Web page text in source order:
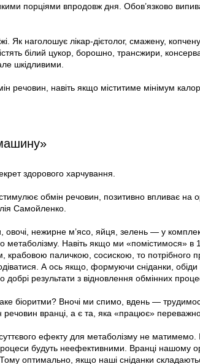
порціями впродовж дня. Обов’язково
Як наголошує лікар-дієтолог, смажену,
білий цукор, борошно, трансжири,
шкідливими.
речовин, навіть якщо міститиме мінімум
здорового харчування.
обмін речовин, позитивно впливає на
Самойленко.
нежирне м’ясо, яйця, зелень — у
метаболізму. Навіть якщо ми «помістимося» в
крабовою паличкою, сосискою, то потрібного
А ось якщо, формуючи сніданки, обіди і
результати з відновлення обмінних
біоритми? Вночі ми спимо, вдень —
вранці, а є та, яка «працює» переважно
ефекту для метаболізму не матимемо.
будуть неефективними. Вранці нашому
Тому оптимально, якщо наші сніданки